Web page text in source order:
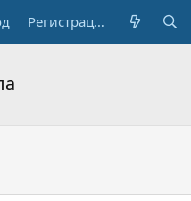
Регистрация